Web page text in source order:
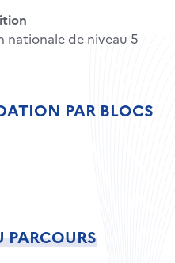
nationale de niveau 5
PAR BLOCS